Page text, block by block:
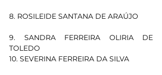
8. ROSILEIDE SANTANA DE ARAÚJO
9. SANDRA FERREIRA OLIRIA DE
TOLEDO
10. SEVERINA FERREIRA DA SILVA